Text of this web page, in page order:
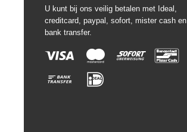
U kunt bij ons veilig betalen met Ideal,
creditcard, paypal, sofort, mister cash en
bank transfer.